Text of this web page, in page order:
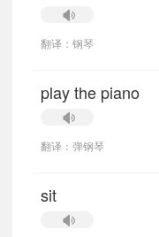
翻译：钢琴
play the piano
翻译：弹钢琴
sit